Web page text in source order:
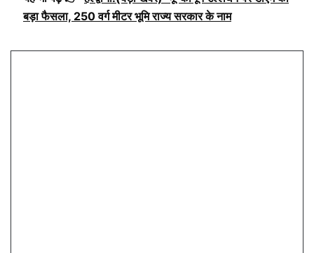
बड़ा फैसला, 250 वर्ग मीटर भूमि राज्य सरकार के नाम